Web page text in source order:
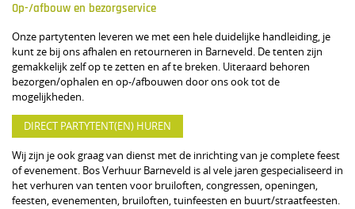
Op-/afbouw en bezorgservice
Onze partytenten leveren we met een hele duidelijke handleiding, je
kunt ze bij ons afhalen en retourneren in Barneveld. De tenten zijn
gemakkelijk zelf op te zetten en af te breken. Uiteraard behoren
bezorgen/ophalen en op-/afbouwen door ons ook tot de
mogelijkheden.
DIRECT PARTYTENT(EN) HUREN
Wij zijn je ook graag van dienst met de inrichting van je complete feest
of evenement. Bos Verhuur Barneveld is al vele jaren gespecialiseerd in
het verhuren van tenten voor bruiloften, congressen, openingen,
feesten, evenementen, bruiloften, tuinfeesten en buurt/straatfeesten.